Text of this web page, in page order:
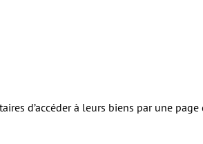
d’accéder à leurs biens par une page